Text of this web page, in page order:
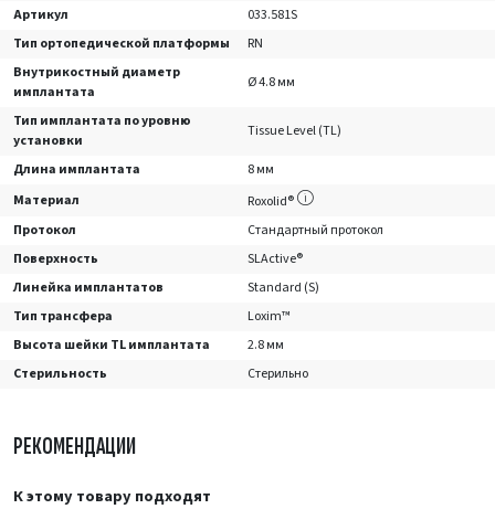
Артикул
033.581S
Тип ортопедической платформы
RN
Внутрикостный диаметр
имплантата
Ø 4.8 мм
Тип имплантата по уровню
установки
Tissue Level (TL)
Длина имплантата
8 мм
Материал
Roxolid®
Протокол
Стандартный протокол
Поверхность
SLActive®
Линейка имплантатов
Standard (S)
Тип трансфера
Loxim™
Высота шейки TL имплантата
2.8 мм
Стерильность
Стерильно
РЕКОМЕНДАЦИИ
К этому товару подходят